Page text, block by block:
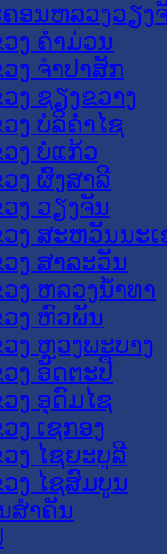
ອນ​ຫລວງວຽງ
ງ ຄໍາມ່ວນ
ງ ຈໍາປາສັກ
ງ ຊຽງຂວາງ
ງ ບໍລິຄໍາໄຊ
ງ ບໍ່ແກ້ວ
ງ ຜົ້ງສາລີ
ງ ວຽງຈັນ
ງ ສະຫວັນນະ
ງ ສາລະວັນ
ງ ຫລວງນໍ້າທາ
ງ ຫົວພັນ
ງ ຫຼວງພະບາງ
ງ ອັດຕະປື
ງ ອຸດົມໄຊ
ງ ເຊກອງ
ງ ໄຊຍະບູລີ
ງ ໄຊສົມບູນ
ສໍາຄັນ